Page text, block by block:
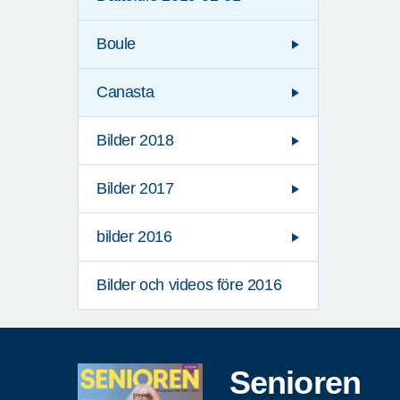
Boule
Canasta
Bilder 2018
Bilder 2017
bilder 2016
Bilder och videos före 2016
Senioren